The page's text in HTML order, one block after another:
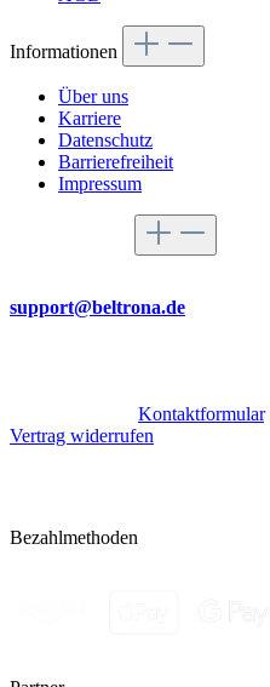
Informationen
Über uns
Karriere
Datenschutz
Barrierefreiheit
Impressum
support@beltrona.de
Kontaktformular.
Vertrag widerrufen
Bezahlmethoden